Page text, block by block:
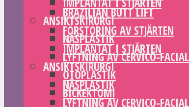
ANSIKTSKIRURGI
NÄSPLASTIK
LYFTNING AV CERVICO-FACIAL
OTOPLASTIK
BICKEKTOMI
BRAZILIAN BUTT LIFT
FÖRSTORING AV STJÄRTEN
IMPLANTAT I STJÄRTEN
ANSIKTSKIRURGI
NÄSPLASTIK
LYFTNING AV CERVICO-FACIAL